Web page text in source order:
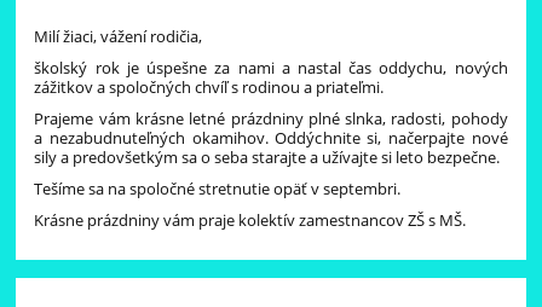
Milí žiaci, vážení rodičia,
školský rok je úspešne za nami a nastal čas oddychu, nových
zážitkov a spoločných chvíľ s rodinou a priateľmi.
Prajeme vám krásne letné prázdniny plné slnka, radosti, pohody
a nezabudnuteľných okamihov. Oddýchnite si, načerpajte nové
sily a predovšetkým sa o seba starajte a užívajte si leto bezpečne.
Tešíme sa na spoločné stretnutie opäť v septembri.
Krásne prázdniny vám praje kolektív zamestnancov ZŠ s MŠ.